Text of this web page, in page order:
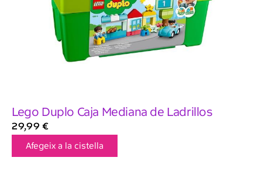
Lego Duplo Caja Mediana de Ladrillos
29,99 €
Afegeix a la cistella